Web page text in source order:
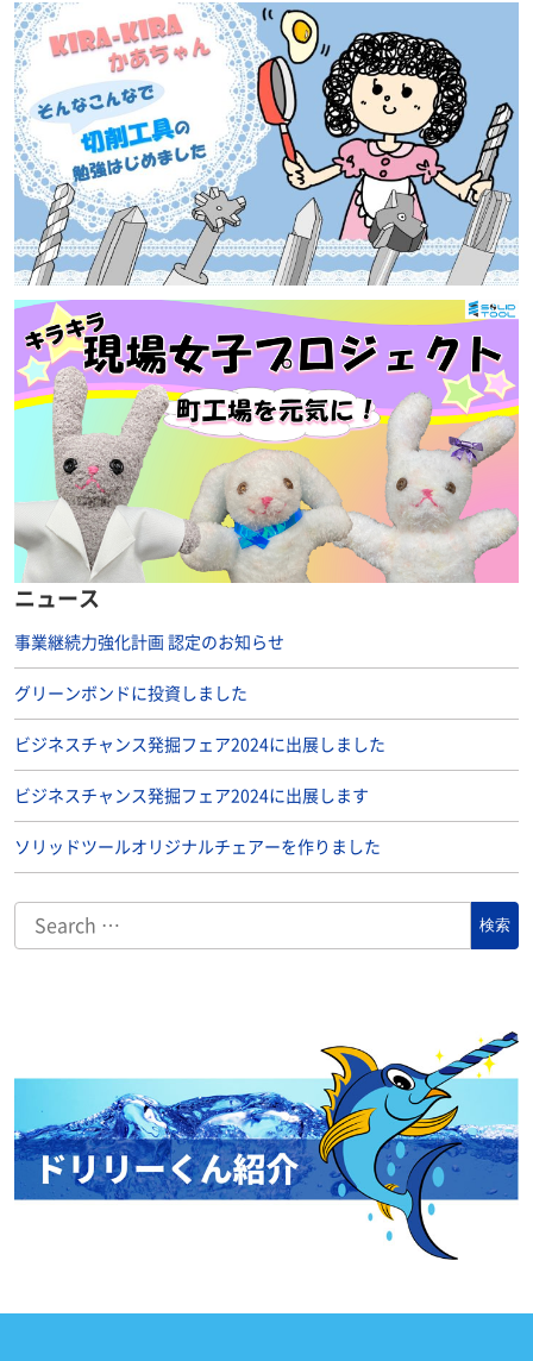
ニュース
事業継続力強化計画 認定のお知らせ
グリーンボンドに投資しました
ビジネスチャンス発掘フェア2024に出展しました
ビジネスチャンス発掘フェア2024に出展します
ソリッドツールオリジナルチェアーを作りました